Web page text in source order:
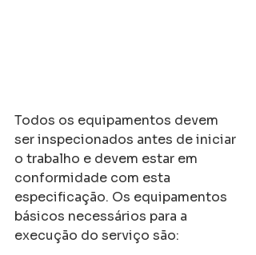
Todos os equipamentos devem
ser inspecionados antes de iniciar
o trabalho e devem estar em
conformidade com esta
especificação. Os equipamentos
básicos necessários para a
execução do serviço são: